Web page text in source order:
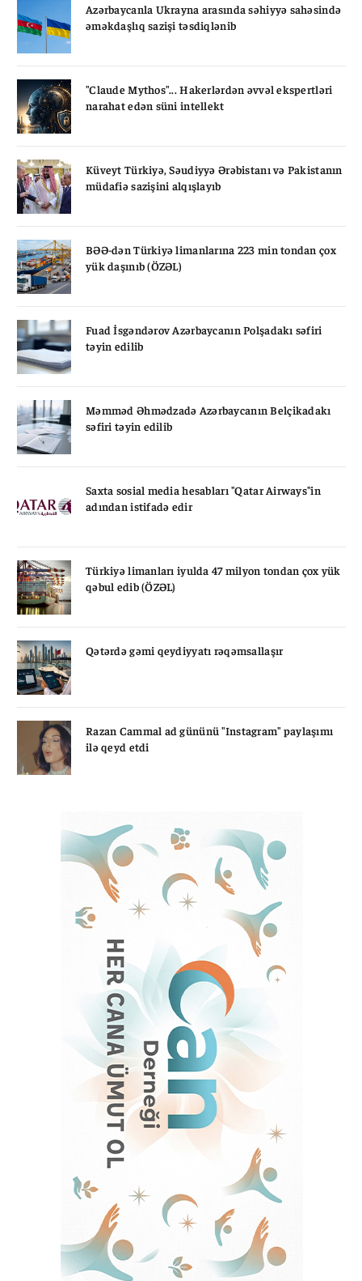
Azərbaycanla Ukrayna arasında səhiyyə sahəsində
əməkdaşlıq sazişi təsdiqlənib
"Claude Mythos"... Hakerlərdən əvvəl ekspertləri
narahat edən süni intellekt
Küveyt Türkiyə, Səudiyyə Ərəbistanı və Pakistanın
müdafiə sazişini alqışlayıb
BƏƏ-dən Türkiyə limanlarına 223 min tondan çox
yük daşınıb (ÖZƏL)
Fuad İsgəndərov Azərbaycanın Polşadakı səfiri
təyin edilib
Məmməd Əhmədzadə Azərbaycanın Belçikadakı
səfiri təyin edilib
Saxta sosial media hesabları "Qatar Airways"in
adından istifadə edir
Türkiyə limanları iyulda 47 milyon tondan çox yük
qəbul edib (ÖZƏL)
Qətərdə gəmi qeydiyyatı rəqəmsallaşır
Razan Cammal ad gününü "Instagram" paylaşımı
ilə qeyd etdi